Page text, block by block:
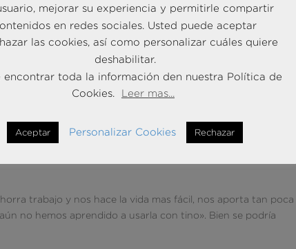
de la seguridad de la
trabajo y nos hace la vida mas fácil, nos aporta tan poca
no hemos aprendido a usarla con tino». Bien se podría
mejorar su experiencia y permitirle compartir
en redes sociales. Usted puede aceptar
las cookies, así como personalizar cuáles quiere
deshabilitar.
encontrar toda la información den nuestra Política de
Cookies.
Leer mas...
Aceptar Personalizar Cookies Rechazar